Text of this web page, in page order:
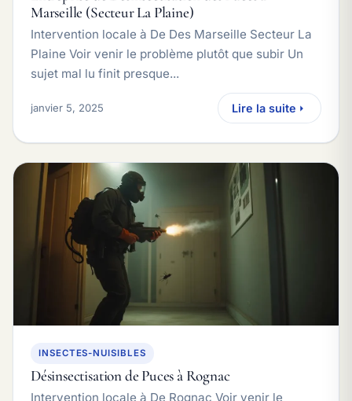
Marseille (Secteur La Plaine)
Intervention locale à De Des Marseille Secteur La
Plaine Voir venir le problème plutôt que subir Un
sujet mal lu finit presque...
janvier 5, 2025 Lire la suite
INSECTES-NUISIBLES
Désinsectisation de Puces à Rognac
Intervention locale à De Rognac Voir venir le